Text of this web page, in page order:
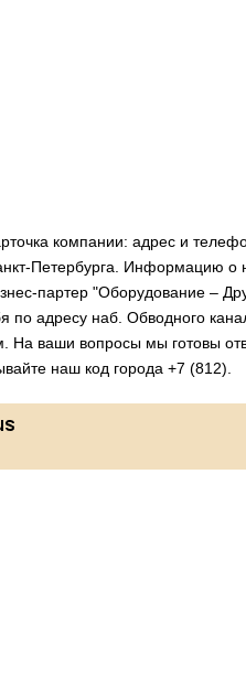
компании: адрес и
Петербурга. Информацию
партер "Оборудование –
по адресу наб. Обводного
На ваши вопросы мы готовы
наш код города +7 (812).